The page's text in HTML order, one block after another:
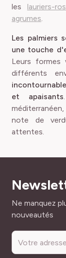
les lauriers-
agrumes.
Les palmiers
une touche
Leurs formes
différents
et apaisants
note de
attentes.
Adresse mail
Ne manquez
nouveautés